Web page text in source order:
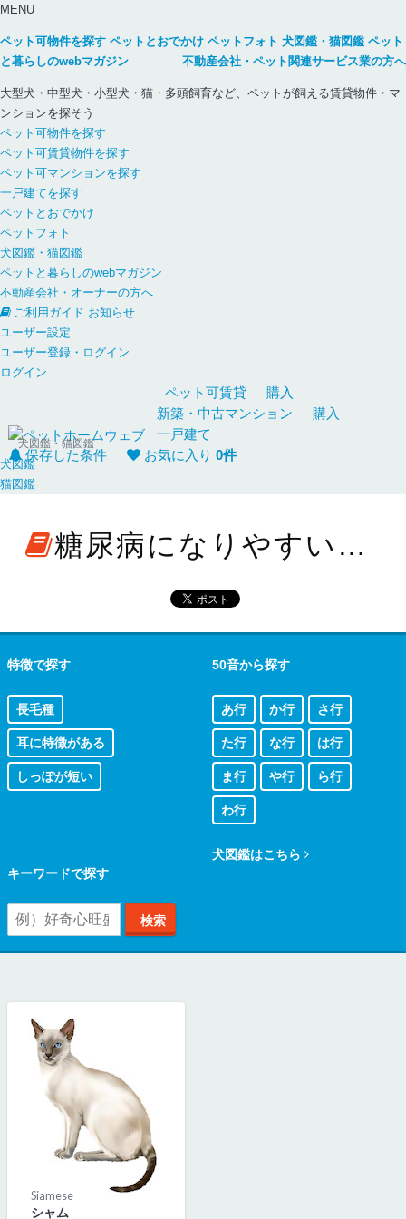
MENU
ペット可物件を探す ペットとおでかけ ペットフォト 犬図鑑・猫図鑑 ペット
と暮らしのwebマガジン
不動産会社・ペット関連サービス業の方へ
大型犬・中型犬・小型犬・猫・多頭飼育など、ペットが飼える賃貸物件・マ
ンションを探そう
ペット可物件を探す
ペット可賃貸物件を探す
ペット可マンションを探す
一戸建てを探す
ペットとおでかけ
ペットフォト
犬図鑑・猫図鑑
ペットと暮らしのwebマガジン
不動産会社・オーナーの方へ
ご利用ガイド お知らせ
ユーザー設定
ユーザー登録・ログイン
ログイン
ペット可賃貸
購入
新築・中古マンション
購入
一戸建て
保存した条件
お気に入り 0件
犬図鑑・猫図鑑
犬図鑑
猫図鑑
糖尿病になりやすい猫の一覧（1猫種）
特徴で探す
長毛種
耳に特徴がある
しっぽが短い
50音から探す
あ行 か行 さ行
た行 な行 は行
ま行 や行 ら行
わ行
キーワードで探す
犬図鑑はこちら
Siamese
シャム